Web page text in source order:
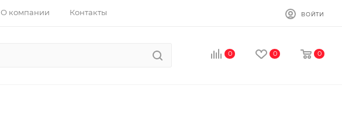
О компании Контакты ВОЙТИ
0 0 0